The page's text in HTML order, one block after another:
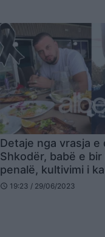
Detaje nga vrasja
Shkodër, babë e
penalë, kultivimi i
pistat ku po hetohet
schedule 19:23 / 29/06/2023